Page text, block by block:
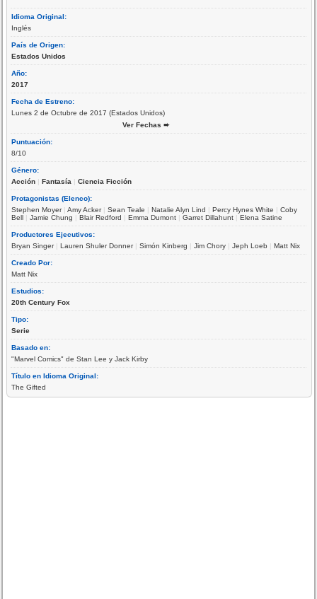
Idioma Original:
Inglés
País de Origen:
Estados Unidos
Año:
2017
Fecha de Estreno:
Lunes 2 de Octubre de 2017 (Estados Unidos)
Ver Fechas ➨
Puntuación:
8/10
Género:
Acción |Fantasía |Ciencia Ficción
Protagonistas (Elenco):
Stephen Moyer|Amy Acker|Sean Teale |Natalie Alyn Lind |Percy Hynes White |Coby
Bell |Jamie Chung |Blair Redford |Emma Dumont |Garret Dillahunt |Elena Satine
Productores Ejecutivos:
Bryan Singer|Lauren Shuler Donner|Simón Kinberg |Jim Chory |Jeph Loeb |Matt Nix
Creado Por:
Matt Nix
Estudios:
20th Century Fox
Tipo:
Serie
Basado en:
"Marvel Comics" de Stan Lee y Jack Kirby
Título en Idioma Original:
The Gifted